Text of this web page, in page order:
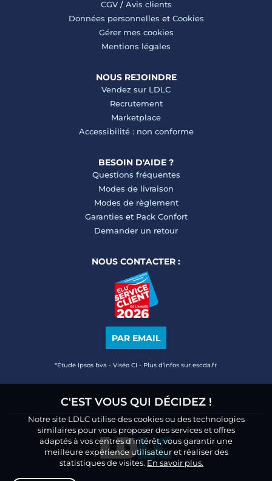
CGV/ Avis clients
Données personnelles et Cookies
Gérer mes cookies
Mentions légales
NOUS REJOINDRE
Vendez sur LDLC
Recrutement
Marketplace
Accessibilité : non conforme
BESOIN D'AIDE ?
Questions fréquentes
Modes de livraison
Modes de règlement
Garanties et Pack Confort
Demander un retour
NOUS CONTACTER :
PAR EMAIL
*Étude Ipsos bva - Viséo CI - Plus d’infos sur escda.fr
C'EST VOUS QUI DÉCIDEZ !
Notre site LDLC utilise des cookies ou des technologies
similaires pour vous proposer des services et offres
adaptés à vos centres d’intérêt, vous garantir une
meilleure expérience utilisateur et réaliser des
statistiques de visites. En savoir plus.